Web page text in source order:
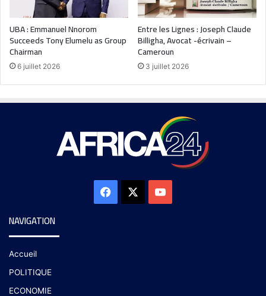
UBA : Emmanuel Nnorom
Succeeds Tony Elumelu as Group
Chairman
6 juillet 2026
Entre les Lignes : Joseph Claude
Billigha, Avocat -écrivain –
Cameroun
3 juillet 2026
NAVIGATION
Accueil
POLITIQUE
ECONOMIE